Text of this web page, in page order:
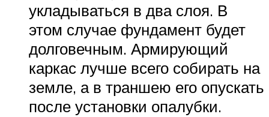
укладываться в два слоя. В
этом случае фундамент будет
долговечным. Армирующий
каркас лучше всего собирать на
земле, а в траншею его опускать
после установки опалубки.